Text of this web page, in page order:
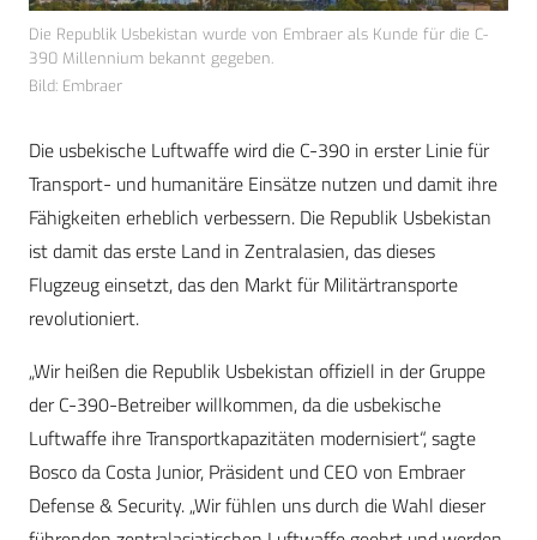
Die Republik Usbekistan wurde von Embraer als Kunde für die C-
390 Millennium bekannt gegeben.
Bild: Embraer
Die usbekische Luftwaffe wird die C-390 in erster Linie für
Transport- und humanitäre Einsätze nutzen und damit ihre
Fähigkeiten erheblich verbessern. Die Republik Usbekistan
ist damit das erste Land in Zentralasien, das dieses
Flugzeug einsetzt, das den Markt für Militärtransporte
revolutioniert.
„Wir heißen die Republik Usbekistan offiziell in der Gruppe
der C-390-Betreiber willkommen, da die usbekische
Luftwaffe ihre Transportkapazitäten modernisiert“, sagte
Bosco da Costa Junior, Präsident und CEO von Embraer
Defense & Security. „Wir fühlen uns durch die Wahl dieser